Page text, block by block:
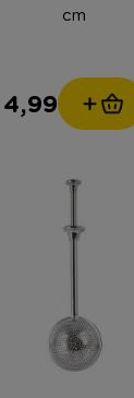
cm
4,99